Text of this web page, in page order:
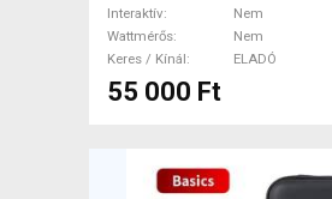
Interaktív
Nem
Wattmérős
Nem
Keres / Kínál
ELADÓ
55 000 Ft